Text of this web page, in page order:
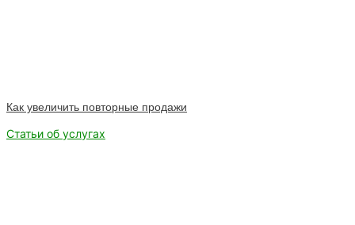
Как увеличить повторные продажи
Статьи об услугах